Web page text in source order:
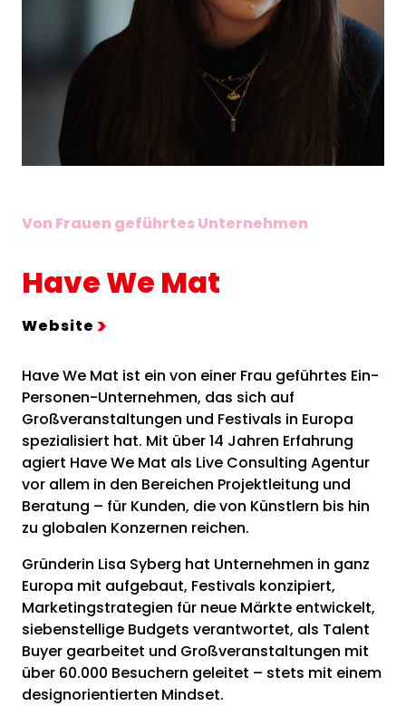
Von Frauen geführtes Unternehmen
Have We Mat
Website
Have We Mat ist ein von einer Frau geführtes Ein-
Personen-Unternehmen, das sich auf
Großveranstaltungen und Festivals in Europa
spezialisiert hat. Mit über 14 Jahren Erfahrung
agiert Have We Mat als Live Consulting Agentur
vor allem in den Bereichen Projektleitung und
Beratung – für Kunden, die von Künstlern bis hin
zu globalen Konzernen reichen.
Gründerin Lisa Syberg hat Unternehmen in ganz
Europa mit aufgebaut, Festivals konzipiert,
Marketingstrategien für neue Märkte entwickelt,
siebenstellige Budgets verantwortet, als Talent
Buyer gearbeitet und Großveranstaltungen mit
über 60.000 Besuchern geleitet – stets mit einem
designorientierten Mindset.